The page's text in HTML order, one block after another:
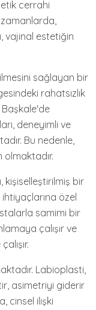
cerrahi
zamanlarda,
vajinal estetiğin
sağlayan bir
rahatsızlık
Başkale'de
deneyimli ve
Bu nedenle,
kişiselleştirilmiş bir
özel
samimi bir
çalışır ve
Labioplasti,
asimetriyi giderir
cinsel ilişki